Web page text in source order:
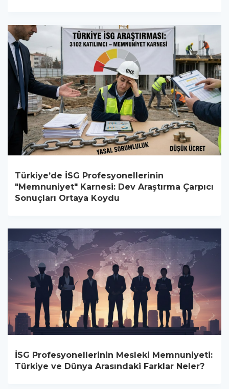
Türkiye’de İSG Profesyonellerinin
"Memnuniyet" Karnesi: Dev Araştırma Çarpıcı
Sonuçları Ortaya Koydu
İSG Profesyonellerinin Mesleki Memnuniyeti:
Türkiye ve Dünya Arasındaki Farklar Neler?